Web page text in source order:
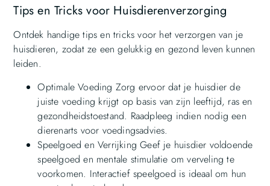
Tips en Tricks voor Huisdierenverzorging
Ontdek handige tips en tricks voor het verzorgen van je
huisdieren, zodat ze een gelukkig en gezond leven kunnen
leiden.
Optimale Voeding Zorg ervoor dat je huisdier de
juiste voeding krijgt op basis van zijn leeftijd, ras en
gezondheidstoestand. Raadpleeg indien nodig een
dierenarts voor voedingsadvies.
Speelgoed en Verrijking Geef je huisdier voldoende
speelgoed en mentale stimulatie om verveling te
voorkomen. Interactief speelgoed is ideaal om hun